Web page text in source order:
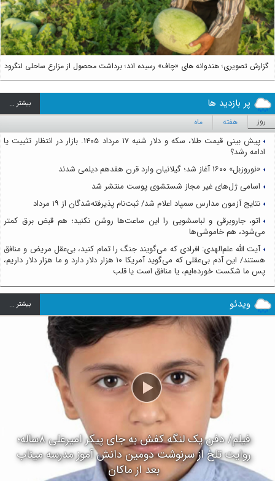
گزارش تصویری؛ هندوانه های «چاف» رسیده اند؛ برداشت محصول از مزارع ساحلی لنگرود
پر بازدید ها بيشتر ...
روز هفته ماه
پیش بینی قیمت طلا، سکه و دلار شنبه ۱۷ مرداد ۱۴۰۵. بازار در انتظار تثبیت یا
ادامه رشد؟
«نوروزبل» ۱۶۰۰ آغاز شد؛ گیلانیان وارد قرن هفدهم دیلمی شدند
اسامی ژل‌های غیر مجاز شستشوی پوست منتشر شد
نتایج آزمون مدارس سمپاد اعلام شد/ ثبت‌نام پذیرفته‌شدگان از ۱۹ مرداد
اتو، جاروبرقی و لباسشویی را این ساعت‌ها روشن نکنید؛ هم قبض برق کمتر
می‌شود، هم خاموشی‌ها
آیت الله علم‌الهدی: افرادی که می‌گویند جنگ را تمام کنید، بی‌عقل مریض و منافق
هستند/ این آدم بی‌عقلی که می‌گوید آمریکا ۱۰ هزار دلار دارد و ما هزار دلار داریم،
پس ما شکست خورده‌ایم، یا منافق است یا قلب
ویدئو بيشتر ...
فیلم/ دفن یک لنگه کفش به جای پیکر امیرعلی ۸ساله؛
روایت تلخ از سرنوشت دومین دانش آموز مدرسه میناب
بعد از ماکان